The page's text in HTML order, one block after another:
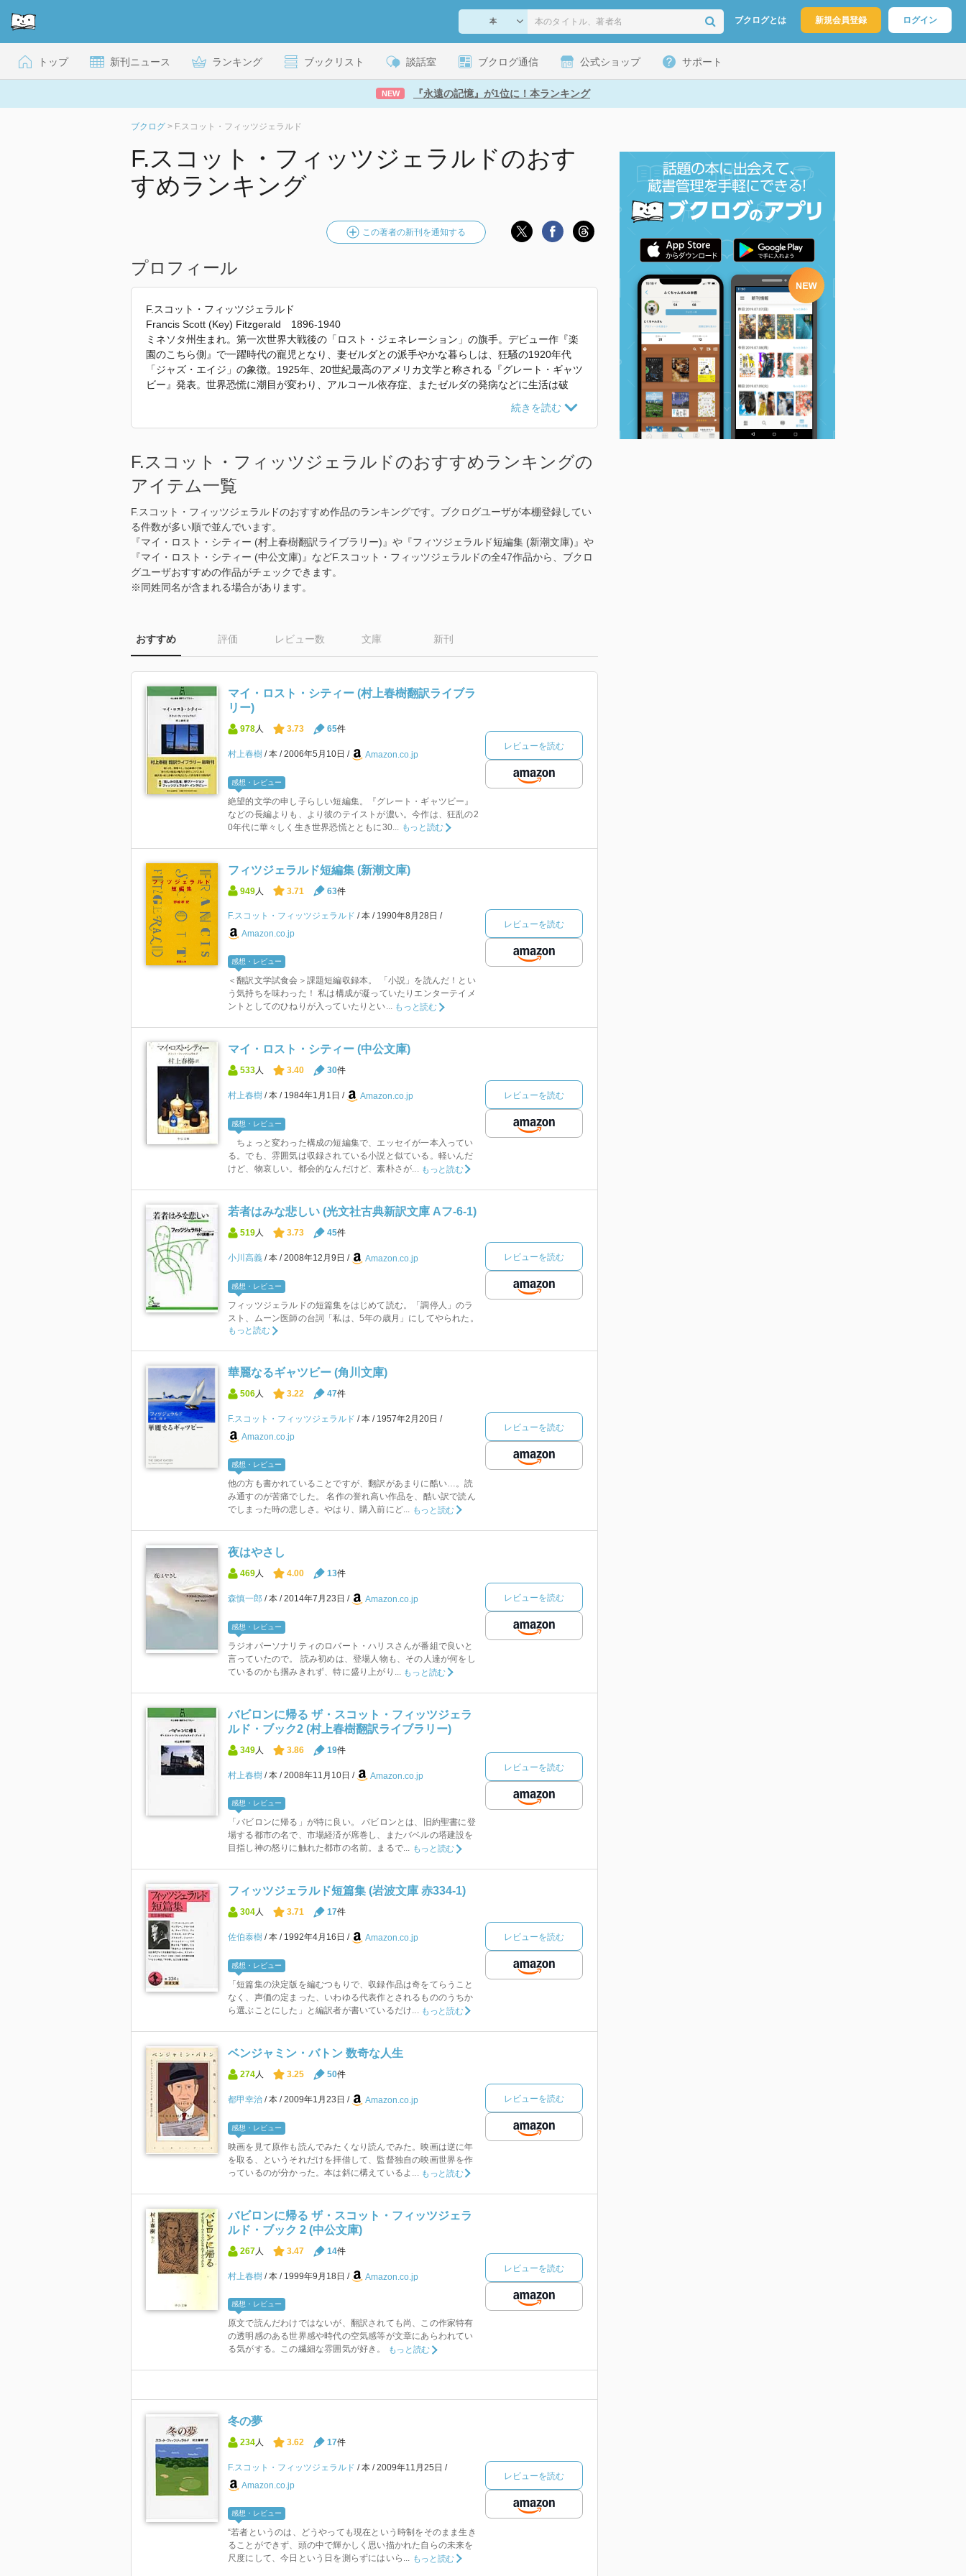
ブクログとは 新規会員登録 ログイン
トップ 新刊ニュース ランキング ブックリスト 談話室 ブクログ通信 公式ショップ サポート
NEW 『永遠の記憶』が1位に！本ランキング
ブクログ > F.スコット・フィッツジェラルド
F.スコット・フィッツジェラルドのおす
すめランキング
この著者の新刊を通知する
プロフィール
F.スコット・フィッツジェラルド
Francis Scott (Key) Fitzgerald 1896-1940
ミネソタ州生まれ。第一次世界大戦後の「ロスト・ジェネレーション」の旗手。デビュー作『楽
園のこちら側』で一躍時代の寵児となり、妻ゼルダとの派手やかな暮らしは、狂騒の1920年代
「ジャズ・エイジ」の象徴。1925年、20世紀最高のアメリカ文学と称される『グレート・ギャツ
ビー』発表。世界恐慌に潮目が変わり、アルコール依存症、またゼルダの発病などに生活は破
F.スコット・フィッツジェラルドのおすすめランキングの
アイテム一覧
F.スコット・フィッツジェラルドのおすすめ作品のランキングです。ブクログユーザが本棚登録してい
る件数が多い順で並んでいます。
『マイ・ロスト・シティー (村上春樹翻訳ライブラリー)』や『フィツジェラルド短編集 (新潮文庫)』や
『マイ・ロスト・シティー (中公文庫)』などF.スコット・フィッツジェラルドの全47作品から、ブクロ
グユーザおすすめの作品がチェックできます。
※同姓同名が含まれる場合があります。
おすすめ 評価 レビュー数 文庫 新刊
マイ・ロスト・シティー (村上春樹翻訳ライブラ
リー)
978人 3.73 65件
村上春樹 本 2006年5月10日 Amazon.co.jp
感想・レビュー
絶望的文学の申し子らしい短編集。『グレート・ギャツビー』
などの長編よりも、より彼のテイストが濃い。今作は、狂乱の2
0年代に華々しく生き世界恐慌とともに30...
もっと読む
レビューを読む
フィツジェラルド短編集 (新潮文庫)
949 人 3.71 63件
F.スコット・フィッツジェラルド 本
1990年8月28日
Amazon.co.jp
感想・レビュー
＜翻訳文学試食会＞課題短編収録本。 「小説」を読んだ！とい
う気持ちを味わった！ 私は構成が凝っていたりエンターテイメ
ントとしてのひねりが入っていたりとい... もっと読む
レビューを読む
マイ・ロスト・シティー (中公文庫)
533人 3.40 30件
村上春樹 本 1984年1月1日 Amazon.co.jp
感想・レビュー
ちょっと変わった構成の短編集で、エッセイが一本入ってい
る。でも、雰囲気は収録されている小説と似ている。軽いんだ
けど、物哀しい。都会的なんだけど、素朴さが... もっと読む
レビューを読む
若者はみな悲しい (光文社古典新訳文庫 Aフ-6-1)
519 人 3.73 45件
小川高義 本 2008年12月9日 Amazon.co.jp
感想・レビュー
フィッツジェラルドの短篇集をはじめて読む。「調停人」のラ
スト、ムーン医師の台詞「私は、5年の歳月」にしてやられた。
もっと読む
レビューを読む
華麗なるギャツビー (角川文庫)
506人 3.22 47件
F.スコット・フィッツジェラルド 本
1957年2月20日
Amazon.co.jp
感想・レビュー
他の方も書かれていることですが、翻訳があまりに酷い…。読
み通すのが苦痛でした。 名作の誉れ高い作品を、酷い訳で読ん
でしまった時の悲しさ。やはり、購入前にど... もっと読む
レビューを読む
夜はやさし
469人 4.00 13件
森慎一郎 本 2014年7月23日 Amazon.co.jp
感想・レビュー
ラジオパーソナリティのロバート・ハリスさんが番組で良いと
言っていたので。 読み初めは、登場人物も、その人達が何をし
ているのかも掴みきれず、特に盛り上がり...
もっと読む
レビューを読む
バビロンに帰る ザ・スコット・フィッツジェラ
ルド・ブック2 (村上春樹翻訳ライブラリー)
349 人 3.86 19件
村上春樹 本 2008年11月10日 Amazon.co.jp
感想・レビュー
「バビロンに帰る」が特に良い。 バビロンとは、旧約聖書に登
場する都市の名で、市場経済が席巻し、またバベルの塔建設を
目指し神の怒りに触れた都市の名前。まるで... もっと読む
レビューを読む
フィッツジェラルド短篇集 (岩波文庫 赤334-1)
304人 3.71 17件
佐伯泰樹 本 1992年4月16日 Amazon.co.jp
感想・レビュー
「短篇集の決定版を編むつもりで、収録作品は奇をてらうこと
なく、声価の定まった、いわゆる代表作とされるもののうちか
ら選ぶことにした」と編訳者が書いているだけ... もっと読む
レビューを読む
ベンジャミン・バトン 数奇な人生
274人 3.25 50件
都甲幸治 本 2009年1月23日 Amazon.co.jp
感想・レビュー
映画を見て原作も読んでみたくなり読んでみた。映画は逆に年
を取る、というそれだけを拝借して、監督独自の映画世界を作
っているのが分かった。本は斜に構えているよ...
もっと読む
レビューを読む
バビロンに帰る ザ・スコット・フィッツジェラ
ルド・ブック 2 (中公文庫)
267 人 3.47 14件
村上春樹 本 1999年9月18日 Amazon.co.jp
感想・レビュー
原文で読んだわけではないが、翻訳されても尚、この作家特有
の透明感のある世界感や時代の空気感等が文章にあらわれてい
る気がする。この繊細な雰囲気が好き。
もっと読む
レビューを読む
冬の夢
234人 3.62 17件
F.スコット・フィッツジェラルド 本
2009年11月25日
Amazon.co.jp
感想・レビュー
“若者というのは、どうやっても現在という時制をそのまま生き
ることができず、頭の中で輝かしく思い描かれた自らの未来を
尺度にして、今日という日を測らずにはいら... もっと読む
レビューを読む